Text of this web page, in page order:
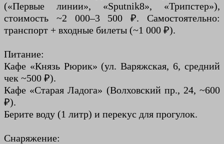
(«Первые линии», «Sputnik8», «Трипстер»),
стоимость ~2 000–3 500 ₽. Самостоятельно:
транспорт + входные билеты (~1 000 ₽).
Питание:
Кафе «Князь Рюрик» (ул. Варяжская, 6, средний
чек ~500 ₽).
Кафе «Старая Ладога» (Волховский пр., 24, ~600
₽).
Берите воду (1 литр) и перекус для прогулок.
Снаряжение: